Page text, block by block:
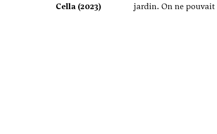
Cella (2023)
jardin. On ne